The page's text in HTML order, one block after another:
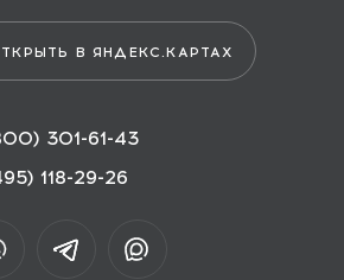
В ЯНДЕКС.КАРТАХ
301-61-43
118-29-26